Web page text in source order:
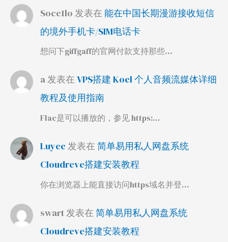
Soce1lo 发表在 能在中国长期漫游接收短信
的境外手机卡/SIM电话卡
想问下giffgaff的官网付款支持那些…
a发表在VPS搭建 Koel 个人音频流媒体详细
教程及使用指南
Flac是可以播放的，参见 https:…
Luyee 发表在简单易用私人网盘系统
Cloudreve搭建安装教程
你在浏览器上能直接访问https域名并登…
swart发表在 简单易用私人网盘系统
Cloudreve搭建安装教程